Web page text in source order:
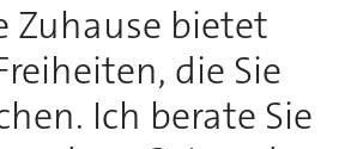
Zuhause bietet
die Sie
Ich berate Sie